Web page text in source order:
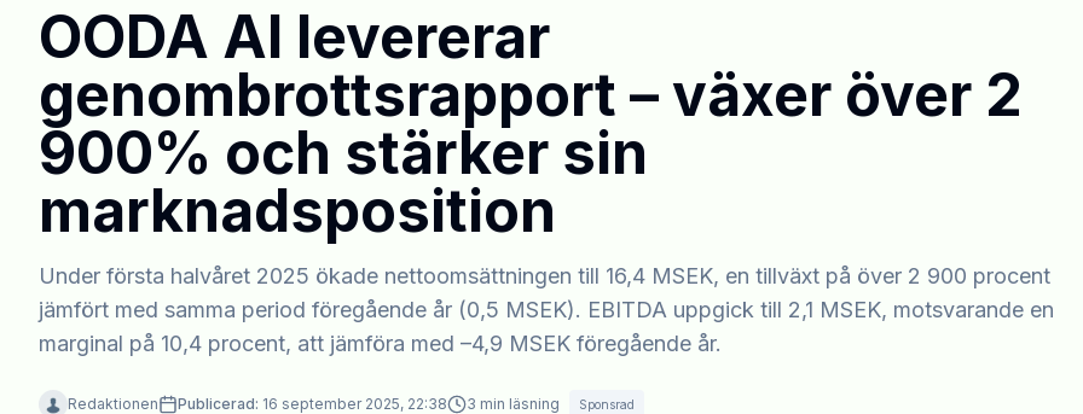
OODA AI levererar
genombrottsrapport – växer över 2
900% och stärker sin
marknadsposition
Under första halvåret 2025 ökade nettoomsättningen till 16,4 MSEK, en tillväxt på över 2 900 procent
jämfört med samma period föregående år (0,5 MSEK). EBITDA uppgick till 2,1 MSEK, motsvarande en
marginal på 10,4 procent, att jämföra med –4,9 MSEK föregående år.
Redaktionen Publicerad: 16 september 2025, 22:38 3 min läsning Sponsrad